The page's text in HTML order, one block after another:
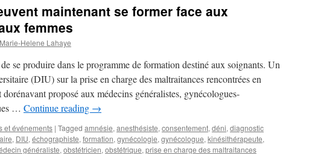
maintenant se former face aux
femmes
Marie-Helene Lahaye
se produire dans le programme de formation destiné aux soignants. Un
(DIU) sur la prise en charge des maltraitances rencontrées en
proposé aux médecins généralistes, gynécologues-
… Continue reading →
et événements | Tagged amnésie, anesthésiste, consentement, déni, diagnostic
, DIU, échographiste, formation, gynécologie, gynécologue, kinésithérapeute,
généraliste, obstétricien, obstétrique, prise en charge des maltraitances